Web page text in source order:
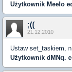
Użytkownik Meelo
;((
21.12.2010
Ustaw set_taskiem,
Użytkownik dMNq.